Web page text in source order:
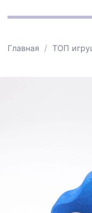
Главная ТОП